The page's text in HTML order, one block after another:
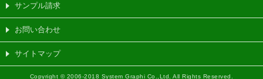
サンプル請求
お問い合わせ
サイトマップ
Copyright © 2006-2018 System Graphi Co.,Ltd. All Rights Reserved.